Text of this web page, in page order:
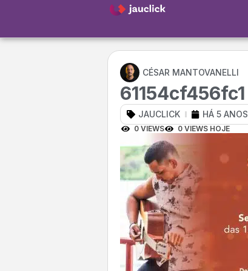
CÉSAR MANTOVANELLI
61154cf456fc1
JAUCLICK HÁ 5 ANOS
0 VIEWS 0 VIEWS HOJE